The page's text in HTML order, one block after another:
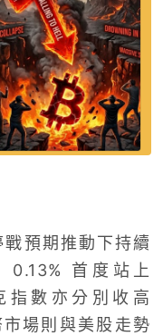
預期推動下持續
首度站上
指數亦分別收高
場則與美股走勢